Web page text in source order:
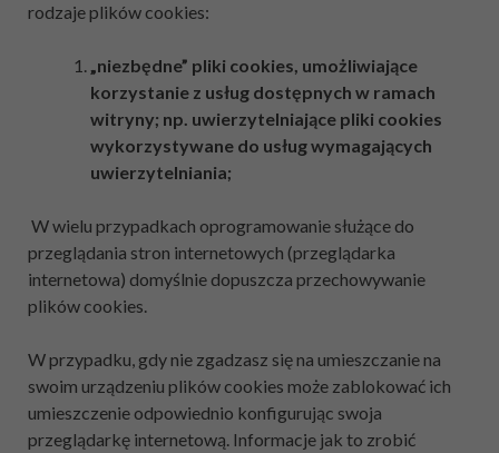
rodzaje plików cookies:
„niezbędne” pliki cookies, umożliwiające
korzystanie z usług dostępnych w ramach
witryny; np. uwierzytelniające pliki cookies
wykorzystywane do usług wymagających
uwierzytelniania;
W wielu przypadkach oprogramowanie służące do
przeglądania stron internetowych (przeglądarka
internetowa) domyślnie dopuszcza przechowywanie
plików cookies.
W przypadku, gdy nie zgadzasz się na umieszczanie na
swoim urządzeniu plików cookies może zablokować ich
umieszczenie odpowiednio konfigurując swoja
przeglądarkę internetową. Informacje jak to zrobić